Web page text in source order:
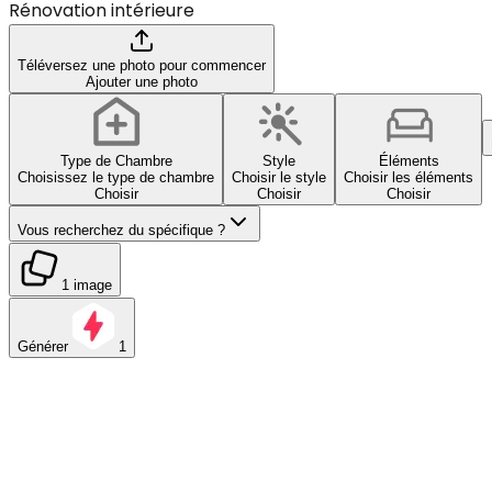
Rénovation intérieure
Téléversez une photo pour commencer
Ajouter une photo
Type de Chambre
Choisissez le type de chambre
Choisir
Style
Choisir le style
Choisir
Éléments
Choisir les éléments
Choisir
Vous recherchez du spécifique ?
1 image
Générer 1